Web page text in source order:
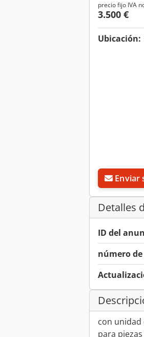
precio fijo IVA
3.500 €
Ubicación:
Enviar
Detalles
ID del
número
con unidad
para